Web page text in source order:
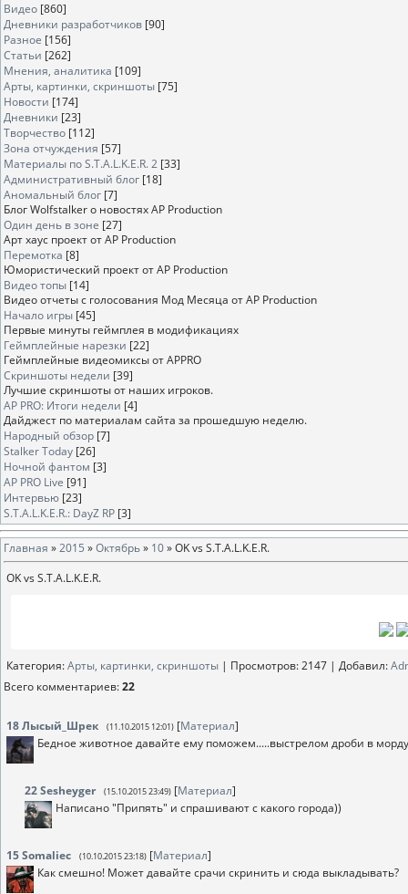
Видео [860]
Дневники разработчиков [90]
Разное [156]
Статьи [262]
Мнения, аналитика [109]
Арты, картинки, скриншоты [75]
Новости [174]
Дневники [23]
Творчество [112]
Зона отчуждения [57]
Материалы по S.T.A.L.K.E.R. 2 [33]
Административный блог [18]
Аномальный блог [7]
Блог Wolfstalker о новостях AP Production
Один день в зоне [27]
Арт хаус проект от AP Production
Перемотка [8]
Юмористический проект от AP Production
Видео топы [14]
Видео отчеты с голосования Мод Месяца от AP Production
Начало игры [45]
Первые минуты геймплея в модификациях
Геймплейные нарезки [22]
Геймплейные видеомиксы от APPRO
Скриншоты недели [39]
Лучшие скриншоты от наших игроков.
AP PRO: Итоги недели [4]
Дайджест по материалам сайта за прошедшую неделю.
Народный обзор [7]
Stalker Today [26]
Ночной фантом [3]
AP PRO Live [91]
Интервью [23]
S.T.A.L.K.E.R.: DayZ RP [3]
Главная »2015 »Октябрь» 10» OK vs S.T.A.L.K.E.R.
OK vs S.T.A.L.K.E.R.
Категория:Арты, картинки, скриншоты | Просмотров: 2147 | Добавил:
Всего комментариев:22
18Лысый_Шрек (11.10.2015 12:01) [Материал]
Бедное животное давайте ему поможем.....выстрелом дроби в морду
22Sesheyger (15.10.2015 23:49) [Материал]
Написано "Припять" и спрашивают с какого города))
15Somaliec (10.10.2015 23:18) [Материал]
Как смешно! Может давайте срачи скринить и сюда выкладывать?